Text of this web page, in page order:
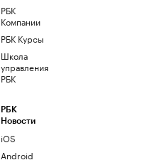
РБК
Компании
РБК Курсы
Школа
управления
РБК
РБК
Новости
iOS
Android